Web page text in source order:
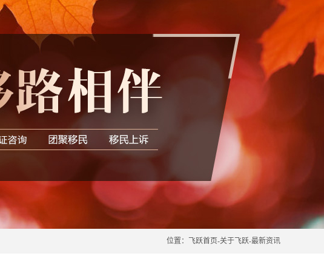
位置： 飞跃首页-关于飞跃-最新资讯